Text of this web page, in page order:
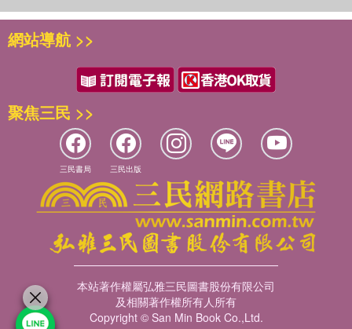
網站導航 >>
聚焦三民 >>
三民書局 三民出版
本站著作權屬弘雅三民圖書股份有限公司
及相關著作權所有人所有
Copyright © San Min Book Co.,Ltd.